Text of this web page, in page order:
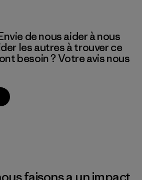
de nous aider à nous
les autres à trouver ce
besoin ? Votre avis nous